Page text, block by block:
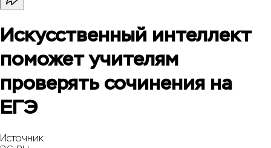
Искусственный интеллект
поможет учителям
проверять сочинения на
ЕГЭ
Источник